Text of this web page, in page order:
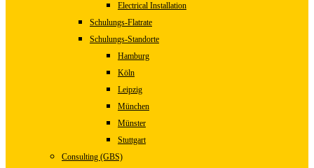
Electrical Installation
Schulungs-Flatrate
Schulungs-Standorte
Hamburg
Köln
Leipzig
München
Münster
Stuttgart
Consulting (GBS)